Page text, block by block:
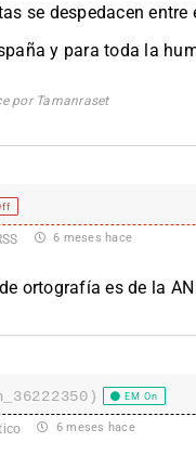
se despedacen entre
y para toda la
por Tamanraset
6 meses hace
ortografía es de la
EM On
6 meses hace